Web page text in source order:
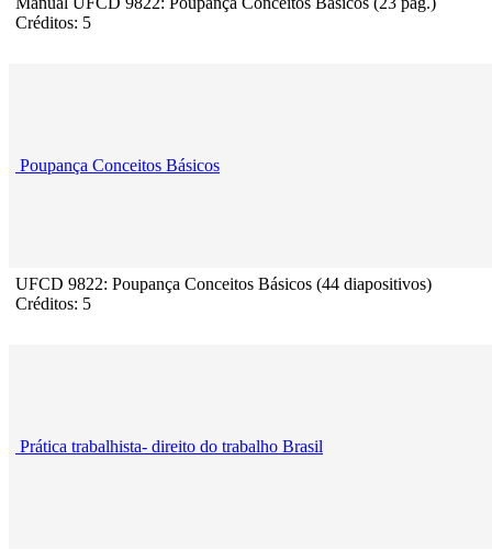
Créditos: 5
Poupança Conceitos Básicos
UFCD 9822: Poupança Conceitos Básicos (44 diapositivos)
Créditos: 5
Prática trabalhista- direito do trabalho Brasil